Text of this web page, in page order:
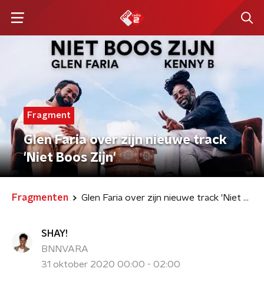
Fragment
Glen Faria over zijn nieuwe track
'Niet Boos Zijn'
Fragmenten Glen Faria over zijn nieuwe track 'Niet Boos Zijn'
SHAY!
BNNVARA
31 oktober 2020 00:00 - 02:00